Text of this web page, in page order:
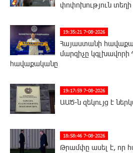
փոփոխություն տեղի
19:35:21 7-08-2026
Հայաստանի
մարզիչը
հավաքականը
19:17:59 7-08-2026
ԱԱԾ-ն զեկույց է
18:58:46 7-08-2026
Թրամփը ասել է, որ